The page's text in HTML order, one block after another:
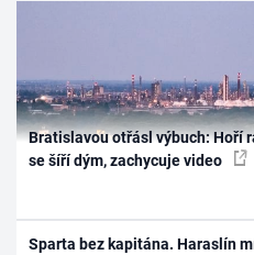
Bratislavou otřásl výbuch: Hoří
se šíří dým, zachycuje video
Sparta bez kapitána. Haraslín